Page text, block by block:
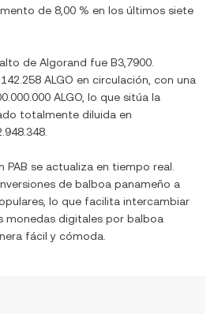
de 8,00 % en los últimos siete
de Algorand fue B3,7900
ALGO en circulación, con una
ALGO , lo que sitúa la
totalmente diluida en
PAB se actualiza en tiempo real.
de balboa panameño a
lo que facilita intercambiar
monedas digitales por balboa
fácil y cómoda.